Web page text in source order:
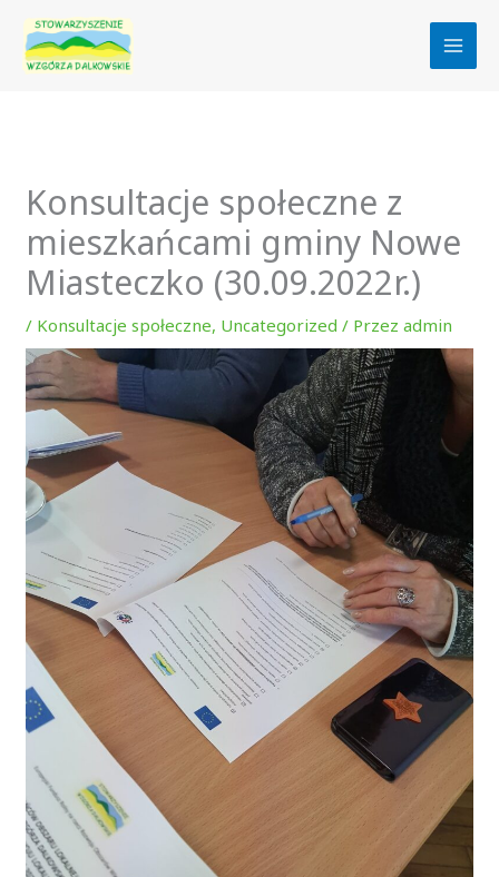
Przejdź
treści
Konsultacje społeczne z
mieszkańcami gminy Nowe
Miasteczko (30.09.2022r.)
/ Konsultacje społeczne, Uncategorized / Przezadmin